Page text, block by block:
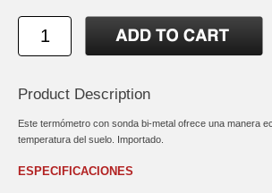
Product Description
Este termómetro con sonda bi-metal ofrece una manera
temperatura del suelo. Importado.
ESPECIFICACIONES